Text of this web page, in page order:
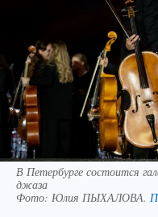
В Петербурге состоится
джаза
Фото: Юлия ПЫХАЛОВА.